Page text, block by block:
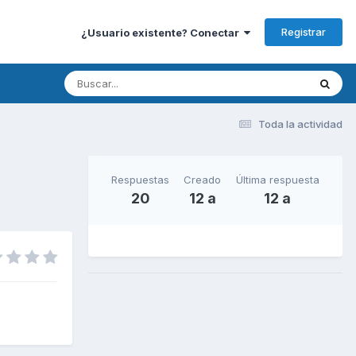
¿Usuario existente? Conectar Registrar
Toda la actividad
Respuestas
20
Creado
12 a
Última respuesta
12 a